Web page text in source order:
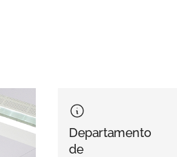
Departamento
de